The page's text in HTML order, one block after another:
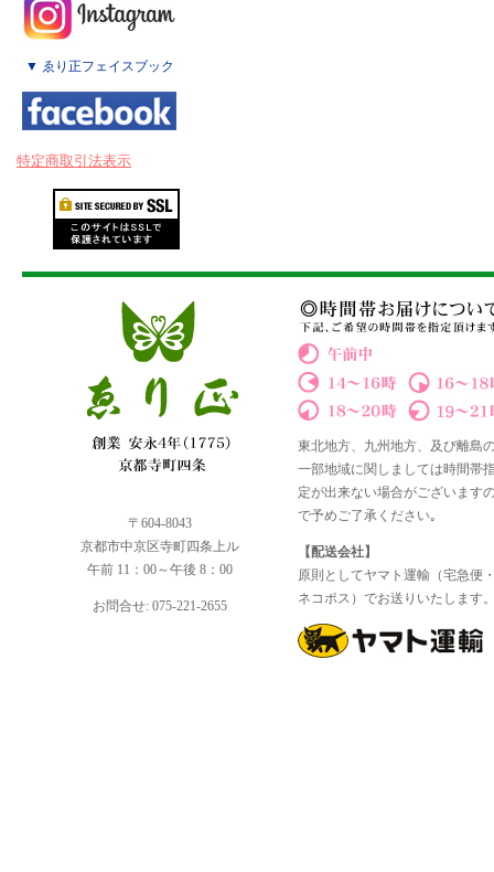
▼ ゑり正フェイスブック
特定商取引法表示
〒604-8043
京都市中京区寺町四条上ル
午前 11：00～午後 8：00
お問合せ: 075-221-2655
東北地方、九州地方、及び離島
一部地域に関しましては時間帯
定が出来ない場合がございます
で予めご了承ください｡
【配送会社】
原則としてヤマト運輸（宅急便
ネコポス）でお送りいたします